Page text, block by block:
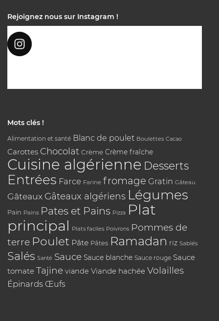
Rejoignez nous sur Instagram !
Mots clés !
Alimentation et santé Blanc de poulet Boulettes Cacao
Carottes Chocolat Crème Crème fraîche
Cuisine algérienne Desserts
Entrées Farce Farine fromage Gratin Gâteau
Gâteaux Gâteaux algériens Légumes
Pain Pains Pates et Pains Pizza Plat
principal Plats faciles Poivrons Pommes de
terre Poulet Pâte Pâtes Ramadan riz Sablés
Salés Santé Sauce Sauce blanche Sauce rouge Sauce
tomate Tajine viande Viande hachée Volailles
Épinards Œufs